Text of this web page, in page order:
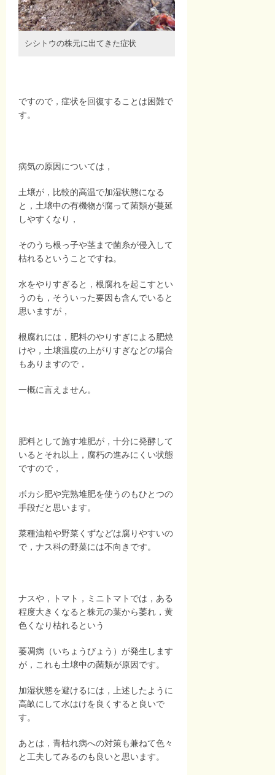
シシトウの株元に出てきた症状
ですので，症状を回復することは困難で
す。
病気の原因については，
土壌が，比較的高温で加湿状態になる
と，土壌中の有機物が腐って菌類が蔓延
しやすくなり，
そのうち根っ子や茎まで菌糸が侵入して
枯れるということですね。
水をやりすぎると，根腐れを起こすとい
うのも，そういった要因も含んでいると
思いますが，
根腐れには，肥料のやりすぎによる肥焼
けや，土壌温度の上がりすぎなどの場合
もありますので，
一概に言えません。
肥料として施す堆肥が，十分に発酵して
いるとそれ以上，腐朽の進みにくい状態
ですので，
ボカシ肥や完熟堆肥を使うのもひとつの
手段だと思います。
菜種油粕や野菜くずなどは腐りやすいの
で，ナス科の野菜には不向きです。
ナスや，トマト，ミニトマトでは，ある
程度大きくなると株元の葉から萎れ，黄
色くなり枯れるという
萎凋病（いちょうびょう）が発生します
が，これも土壌中の菌類が原因です。
加湿状態を避けるには，上述したように
高畝にして水はけを良くすると良いで
す。
あとは，青枯れ病への対策も兼ねて色々
と工夫してみるのも良いと思います。